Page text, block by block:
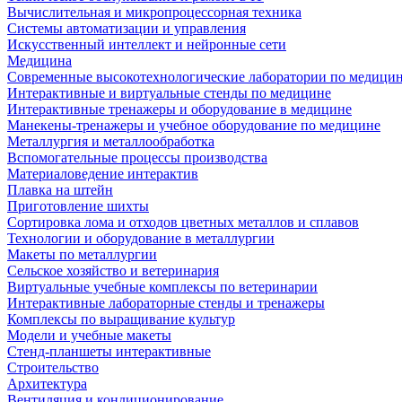
Вычислительная и микропроцессорная техника
Системы автоматизации и управления
Искусственный интеллект и нейронные сети
Медицина
Современные высокотехнологические лаборатории по
Интерактивные и виртуальные стенды по медицине
Интерактивные тренажеры и оборудование в медицине
Манекены-тренажеры и учебное оборудование по медицине
Металлургия и металлообработка
Вспомогательные процессы производства
Материаловедение интерактив
Плавка на штейн
Приготовление шихты
Сортировка лома и отходов цветных металлов и сплавов
Технологии и оборудование в металлургии
Макеты по металлургии
Сельское хозяйство и ветеринария
Виртуальные учебные комплексы по ветеринарии
Интерактивные лабораторные стенды и тренажеры
Комплексы по выращивание культур
Модели и учебные макеты
Стенд-планшеты интерактивные
Строительство
Архитектура